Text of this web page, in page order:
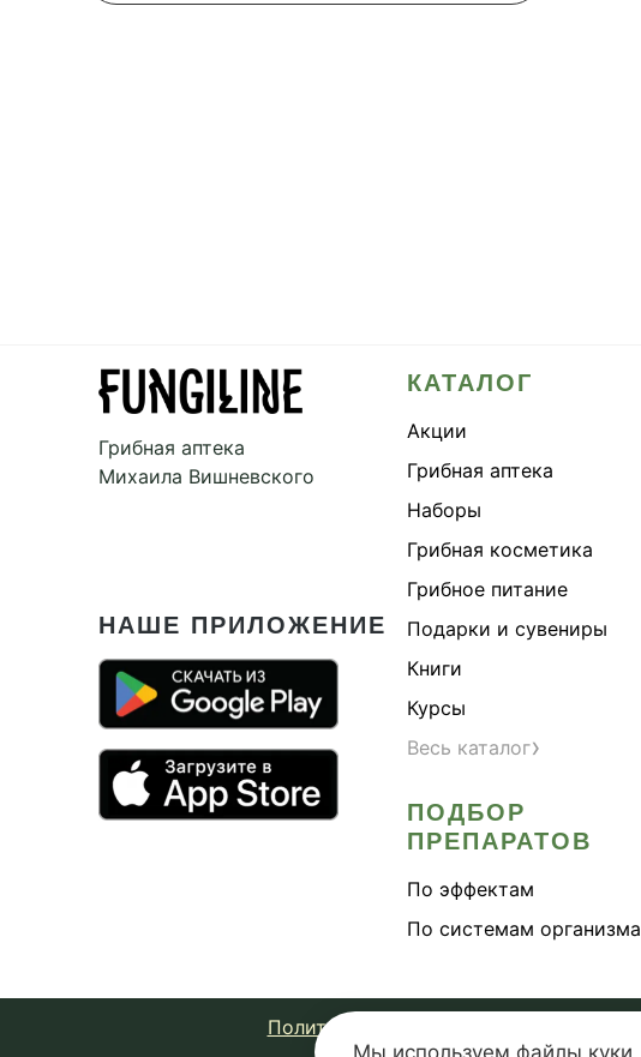
Грибная аптека
Михаила Вишневского
НАШЕ ПРИЛОЖЕНИЕ
КАТАЛОГ
Акции
Грибная аптека
Наборы
Грибная косметика
Грибное питание
Подарки и сувениры
Книги
Курсы
Весь каталог›
ПОДБОР
ПРЕПАРАТОВ
По эффектам
По системам организма
Политика конфиденциальности
Мы используем файлы куки